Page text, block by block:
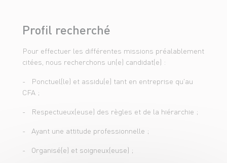
rayon, décoration, vérification des
étiquettes) ;
- Affûter les couteaux ;
- Maîtriser les règles sanitaires : DLC,
- Maîtriser les règles d'hygiène et de
Profil recherché
Pour effectuer les différentes missions préalablement
citées, nous recherchons un(e) candidat(e) :
- Ponctuel(le) et assidu(e) tant en entreprise qu'au
CFA ;
- Respectueux(euse) des règles et de la hiérarchie ;
- Ayant une attitude professionnelle ;
- Organisé(e) et soigneux(euse) ;